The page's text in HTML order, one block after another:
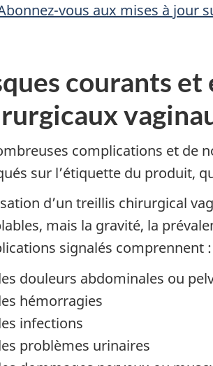
vous aux mises à jour
courants
complications et de
sur l’étiquette du produit,
d’un treillis chirurgical
mais la gravité, la
signalés comprennent :
douleurs abdominales ou
hémorragies
infections
problèmes urinaires